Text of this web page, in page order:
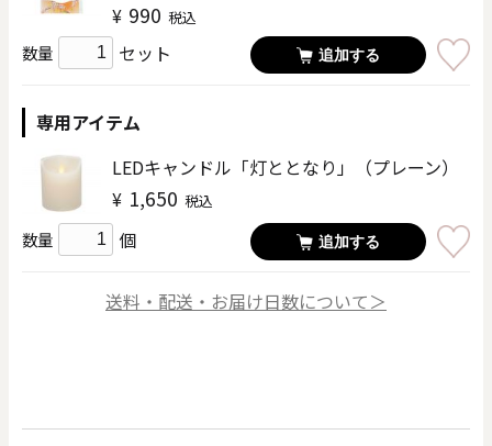
¥ 990 税込
数量 セット 追加する
専用アイテム
LEDキャンドル「灯ととなり」（プレーン）
¥ 1,650 税込
数量 個 追加する
送料・配送・お届け日数について＞